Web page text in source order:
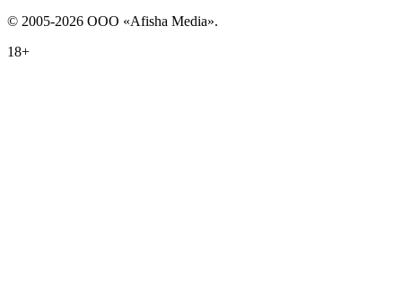
© 2005-2026 ООО «Afisha Media».
18+